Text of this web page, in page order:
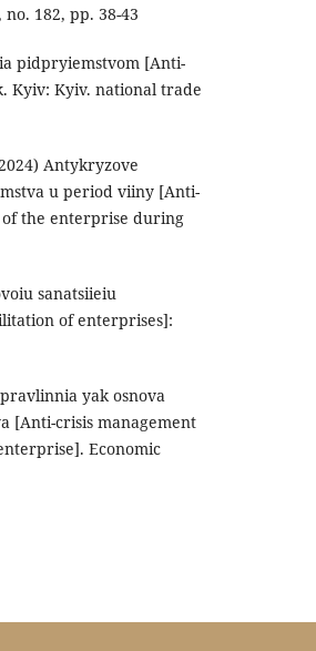
182, pp. 38-43
pidpryiemstvom [Anti-
Kyiv: Kyiv. national trade
Antykryzove
u period viiny [Anti-
the enterprise during
sanatsiieiu
of enterprises]:
yak osnova
[Anti-crisis management
Economic